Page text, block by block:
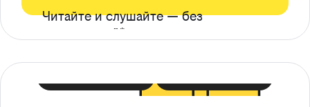
Читайте и слушайте — без
ограничений*